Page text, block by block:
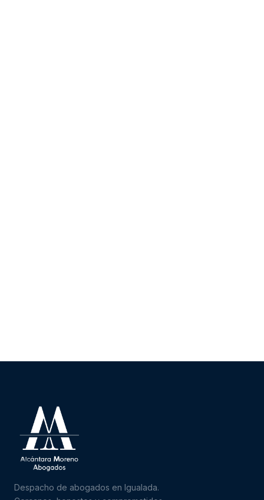
Despacho de abogados en Igualada.